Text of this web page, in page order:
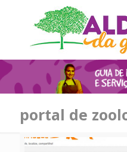
portal de